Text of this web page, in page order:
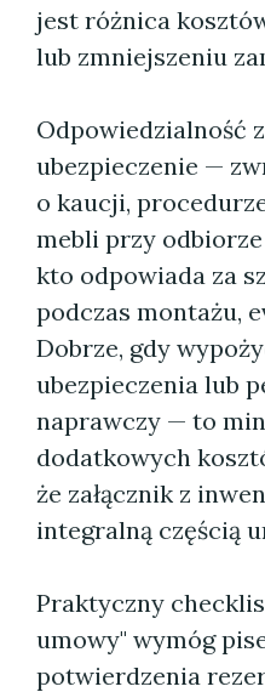
jest różnica
lub zmniejszeniu
Odpowiedzialność
ubezpieczenie —
o kaucji,
mebli przy
kto odpowiada za
podczas montażu,
Dobrze, gdy
ubezpieczenia lub
naprawczy — to
dodatkowych
że załącznik z
integralną częścią
Praktyczny
umowy" wymóg
potwierdzenia